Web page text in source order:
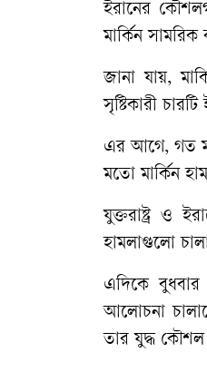
ইরানের
মার্কিন সামরিক
জানা যায়,
সৃষ্টিকারী
এর আগে, গত
মতো মার্কিন
যুক্তরাষ্ট্র ও
হামলাগুলো
এদিকে বুধবার
আলোচনা
তার যুদ্ধ কৌশল